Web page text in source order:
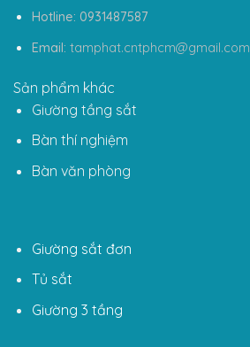
Hotline: 0931487587
Email: tamphat.cntphcm@gmail.com
Sản phẩm khác
Giường tầng sắt
Bàn thí nghiệm
Bàn văn phòng
Giường sắt đơn
Tủ sắt
Giường 3 tầng